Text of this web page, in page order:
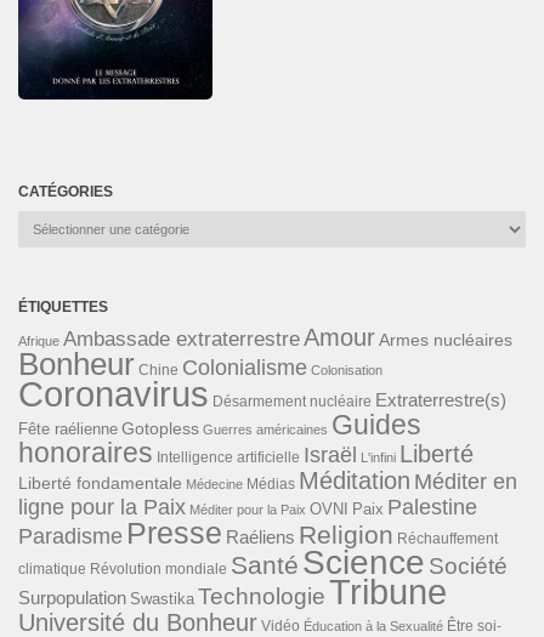
CATÉGORIES
Catégories
ÉTIQUETTES
Afrique Ambassade extraterrestreAmourArmes nucléaires
Bonheur Chine Colonialisme Colonisation
Coronavirus Désarmement nucléaire Extraterrestre(s)
Fête raélienne Gotopless Guerres américaines Guides
honoraires Intelligence artificielle Israël L'infini Liberté
Liberté fondamentale Médecine Médias Méditation Méditer en
ligne pour la Paix Méditer pour la Paix OVNI Paix Palestine
Paradisme Presse Raéliens Religion Réchauffement
climatique Révolution mondiale Santé Science Société
Surpopulation Swastika TechnologieTribune
Université du Bonheur Vidéo Éducation à la Sexualité Être soi-